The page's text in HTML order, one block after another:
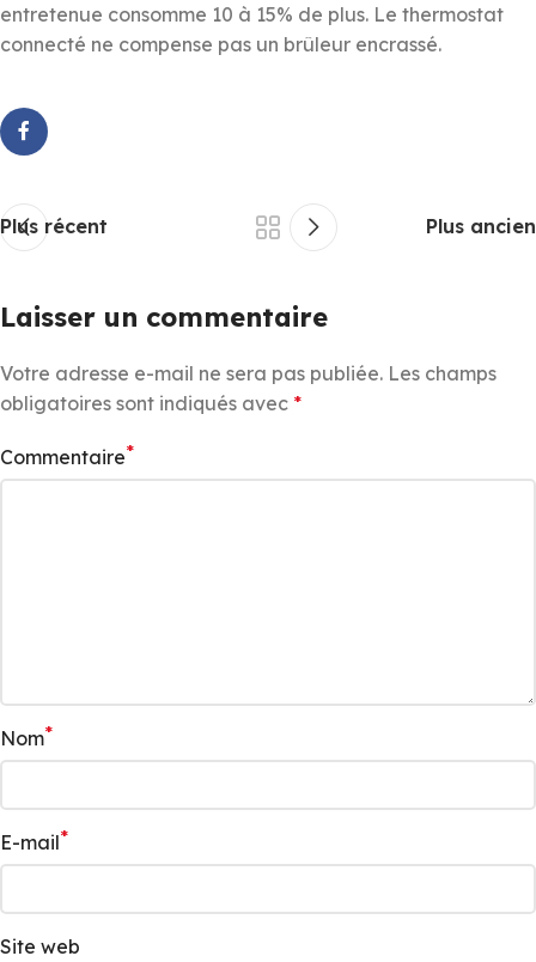
entretenue consomme 10 à 15% de plus. Le thermostat
connecté ne compense pas un brûleur encrassé.
Plus récent Plus ancien
Laisser un commentaire
Votre adresse e-mail ne sera pas publiée. Les champs
obligatoires sont indiqués avec *
Commentaire*
Nom*
E-mail*
Site web